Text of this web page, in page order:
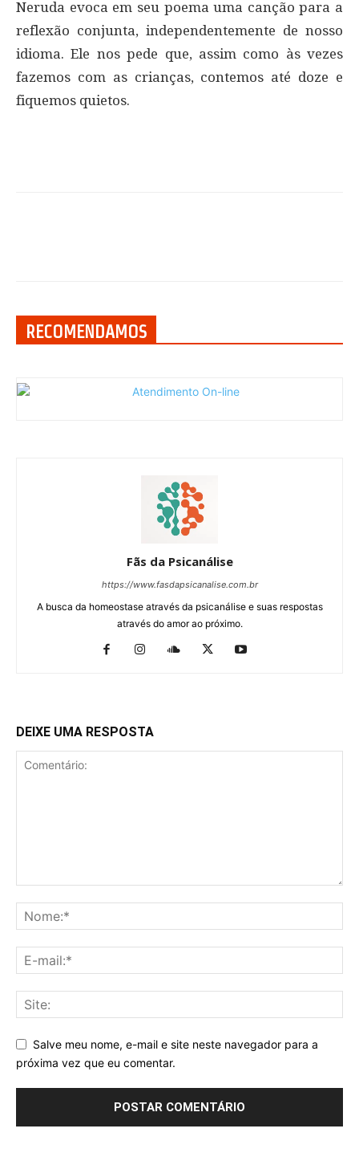
Neruda evoca em seu poema uma canção para a
reflexão conjunta, independentemente de nosso
idioma. Ele nos pede que, assim como às vezes
fazemos com as crianças, contemos até doze e
fiquemos quietos.
RECOMENDAMOS
Fãs da Psicanálise
https://www.fasdapsicanalise.com.br
A busca da homeostase através da psicanálise e suas respostas
através do amor ao próximo.
DEIXE UMA RESPOSTA
Salve meu nome, e-mail e site neste navegador para a
próxima vez que eu comentar.